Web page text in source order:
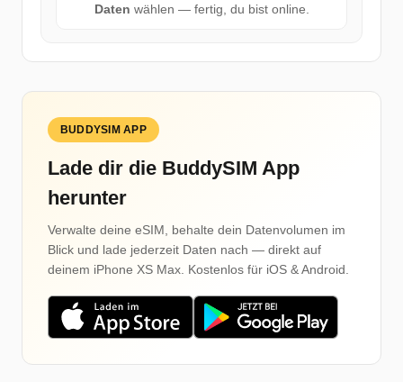
Daten wählen — fertig, du bist online.
BUDDYSIM APP
Lade dir die BuddySIM App
herunter
Verwalte deine eSIM, behalte dein Datenvolumen im
Blick und lade jederzeit Daten nach — direkt auf
deinem iPhone XS Max. Kostenlos für iOS & Android.